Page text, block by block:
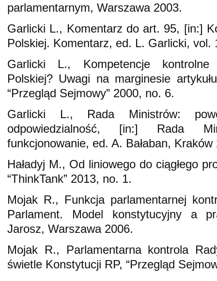
parlamentarnym, Warszawa 2003.
Garlicki L., Komentarz do art. 95, [in:]
Polskiej. Komentarz, ed. L. Garlicki, vol.
Garlicki L., Kompetencje kontrolne
Polskiej? Uwagi na marginesie
“Przegląd Sejmowy” 2000, no. 6.
Garlicki L., Rada Ministrów:
odpowiedzialność, [in:] Rada
funkcjonowanie, ed. A. Bałaban, Kraków
Haładyj M., Od liniowego do ciągłego
“ThinkTank” 2013, no. 1.
Mojak R., Funkcja parlamentarnej
Parlament. Model konstytucyjny a
Jarosz, Warszawa 2006.
Mojak R., Parlamentarna kontrola
świetle Konstytucji RP, “Przegląd